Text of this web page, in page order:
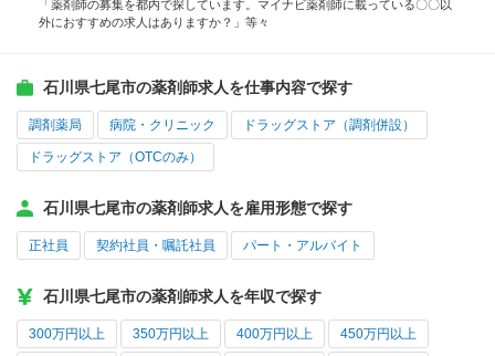
「薬剤師の募集を都内で探しています。マイナビ薬剤師に載っている〇〇以
外におすすめの求人はありますか？」等々
石川県七尾市の薬剤師求人を仕事内容で探す
調剤薬局 病院・クリニック ドラッグストア（調剤併設）
ドラッグストア（OTCのみ）
石川県七尾市の薬剤師求人を雇用形態で探す
正社員 契約社員・嘱託社員 パート・アルバイト
石川県七尾市の薬剤師求人を年収で探す
300万円以上 350万円以上 400万円以上 450万円以上